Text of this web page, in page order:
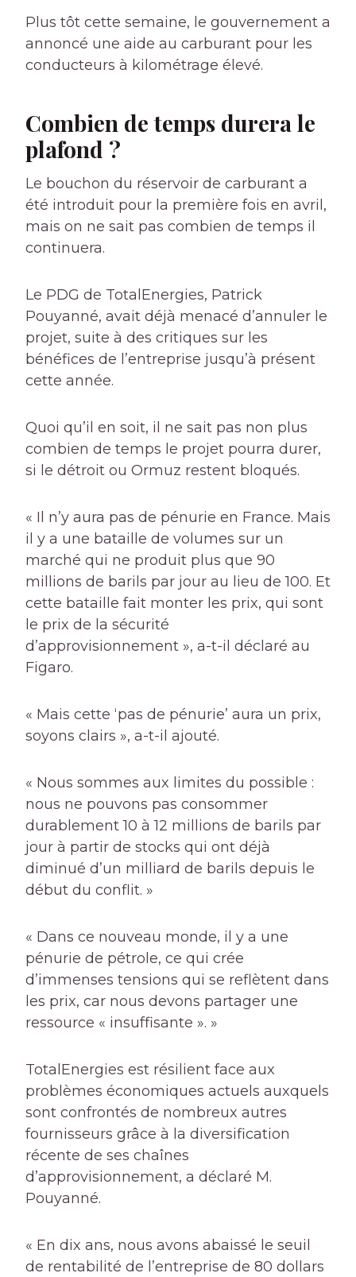
Plus tôt cette semaine, le gouvernement a
annoncé une aide au carburant pour les
conducteurs à kilométrage élevé.
Combien de temps durera le
plafond ?
Le bouchon du réservoir de carburant a
été introduit pour la première fois en avril,
mais on ne sait pas combien de temps il
continuera.
Le PDG de TotalEnergies, Patrick
Pouyanné, avait déjà menacé d’annuler le
projet, suite à des critiques sur les
bénéfices de l’entreprise jusqu’à présent
cette année.
Quoi qu’il en soit, il ne sait pas non plus
combien de temps le projet pourra durer,
si le détroit ou Ormuz restent bloqués.
« Il n’y aura pas de pénurie en France. Mais
il y a une bataille de volumes sur un
marché qui ne produit plus que 90
millions de barils par jour au lieu de 100. Et
cette bataille fait monter les prix, qui sont
le prix de la sécurité
d’approvisionnement », a-t-il déclaré au
Figaro.
« Mais cette ‘pas de pénurie’ aura un prix,
soyons clairs », a-t-il ajouté.
« Nous sommes aux limites du possible :
nous ne pouvons pas consommer
durablement 10 à 12 millions de barils par
jour à partir de stocks qui ont déjà
diminué d’un milliard de barils depuis le
début du conflit. »
« Dans ce nouveau monde, il y a une
pénurie de pétrole, ce qui crée
d’immenses tensions qui se reflètent dans
les prix, car nous devons partager une
ressource « insuffisante ». »
TotalEnergies est résilient face aux
problèmes économiques actuels auxquels
sont confrontés de nombreux autres
fournisseurs grâce à la diversification
récente de ses chaînes
d’approvisionnement, a déclaré M.
Pouyanné.
« En dix ans, nous avons abaissé le seuil
de rentabilité de l’entreprise de 80 dollars